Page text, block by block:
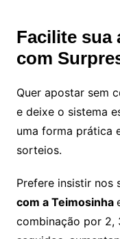
Facilite sua
com
Quer apostar sem
e deixe o sistema
uma forma prática
sorteios.
Prefere insistir nos
com a Teimosinha
combinação por 2,